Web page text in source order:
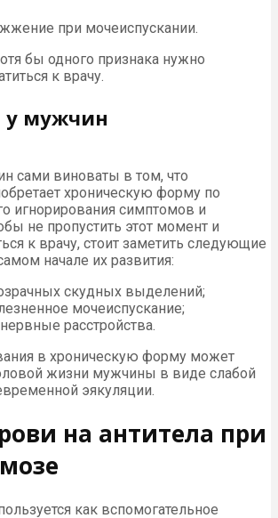
при мочеиспускании.
бы одного признака нужно
к врачу.
мужчин
сами виноваты в том, что
хроническую форму по
игнорирования симптомов и
не пропустить этот момент и
к врачу, стоит заметить следующие
начале их развития:
скудных выделений;
мочеиспускание;
расстройства.
в хроническую форму может
жизни мужчины в виде слабой
эякуляции.
на антитела при
как вспомогательное